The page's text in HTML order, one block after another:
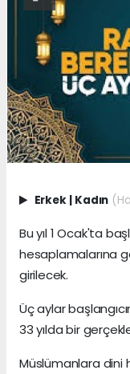
Erkek | Kadın
Bu yıl 1 Ocak'ta
hesaplamalarına
girilecek.
Üç aylar
33 yılda bir
Müslümanlara dini